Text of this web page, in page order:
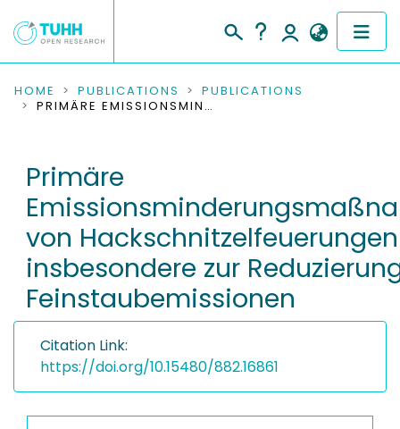
COMMUNITIES & COLLECTIONS
RESEARCH DATA
PEOPLE
INSTITUTIONS
PROJECTS
HOME PUBLICATIONS
PUBLICATIONS
PRIMÄRE EMISSIONSMINDERUNGSMASSNAHMEN VON HACKSCHNITZELFEUERUNGEN INSBESONDERE ZUR REDUZIERUNG VON FEINSTAUBEMISSIONEN
Primäre
von Hackschnitzelfeuerungen
insbesondere zur
Feinstaubemissionen
Citation Link:
https://doi.org/10.15480/882.16861